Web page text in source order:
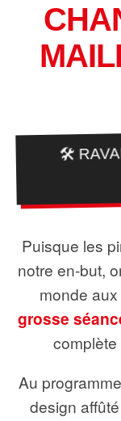
🛠️
Puisque les
notre en-but,
monde
grosse
Au
design